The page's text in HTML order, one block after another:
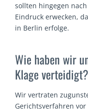
sollten hingegen
Eindruck erwecken,
in Berlin erfolge.
Wie haben wir
Klage verteidigt?
Wir vertraten
Gerichtsverfahren